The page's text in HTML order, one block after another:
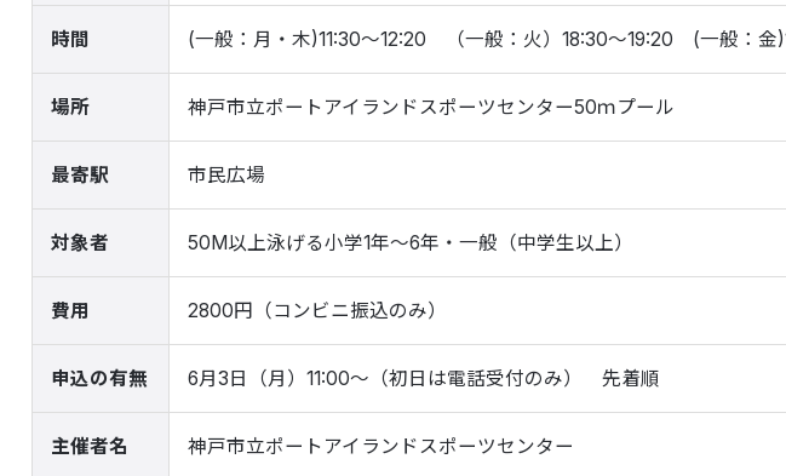
時間 (一般：月・木)11:30～12:20 （一般：火）18:30～19:20 (一般：
場所 神戸市立ポートアイランドスポーツセンター50ｍプール
最寄駅 市民広場
対象者 50M以上泳げる小学1年～6年・一般（中学生以上）
費用 2800円（コンビニ振込のみ）
申込の有無 6月3日（月）11:00～（初日は電話受付のみ） 先着順
主催者名 神戸市立ポートアイランドスポーツセンター